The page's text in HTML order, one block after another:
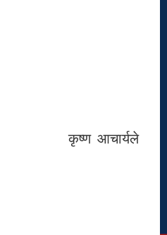
कृष्ण आचार्यले